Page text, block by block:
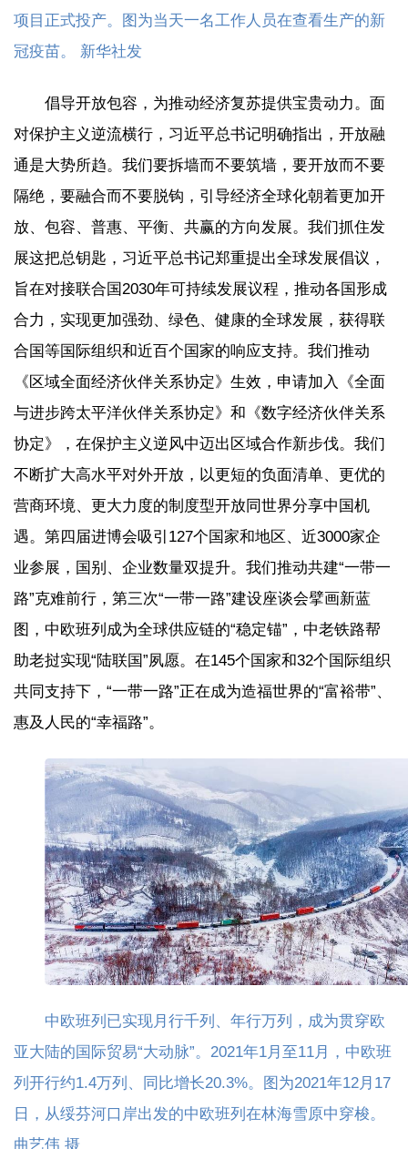
项目正式投产。图为当天一名工作人员在查看生产的新
冠疫苗。 新华社发
倡导开放包容，为推动经济复苏提供宝贵动力。面
对保护主义逆流横行，习近平总书记明确指出，开放融
通是大势所趋。我们要拆墙而不要筑墙，要开放而不要
隔绝，要融合而不要脱钩，引导经济全球化朝着更加开
放、包容、普惠、平衡、共赢的方向发展。我们抓住发
展这把总钥匙，习近平总书记郑重提出全球发展倡议，
旨在对接联合国2030年可持续发展议程，推动各国形成
合力，实现更加强劲、绿色、健康的全球发展，获得联
合国等国际组织和近百个国家的响应支持。我们推动
《区域全面经济伙伴关系协定》生效，申请加入《全面
与进步跨太平洋伙伴关系协定》和《数字经济伙伴关系
协定》，在保护主义逆风中迈出区域合作新步伐。我们
不断扩大高水平对外开放，以更短的负面清单、更优的
营商环境、更大力度的制度型开放同世界分享中国机
遇。第四届进博会吸引127个国家和地区、近3000家企
业参展，国别、企业数量双提升。我们推动共建“一带一
路”克难前行，第三次“一带一路”建设座谈会擘画新蓝
图，中欧班列成为全球供应链的“稳定锚”，中老铁路帮
助老挝实现“陆联国”夙愿。在145个国家和32个国际组织
共同支持下，“一带一路”正在成为造福世界的“富裕带”、
惠及人民的“幸福路”。
中欧班列已实现月行千列、年行万列，成为贯穿欧
亚大陆的国际贸易“大动脉”。2021年1月至11月，中欧班
列开行约1.4万列、同比增长20.3%。图为2021年12月17
日，从绥芬河口岸出发的中欧班列在林海雪原中穿梭。
曲艺伟 摄